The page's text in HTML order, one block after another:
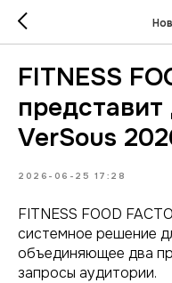
FITNESS
VerSous
2026-06-25 17:28
FITNESS FOOD
системное решение
объединяющее два
запросы аудитории.